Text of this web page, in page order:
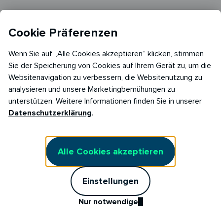
Kundenportal
Affiliate Partner
Rechtliches
Datenschutzerklärung
Barrierefreiheitserklärung
AGB Stromliefervertrag
AGB Stromliefervertrag Fix
Marktkommunikation
Cookie Präferenzen
Wenn Sie auf „Alle Cookies akzeptieren“ klicken, stimmen
Sie der Speicherung von Cookies auf Ihrem Gerät zu, um die
Websitenavigation zu verbessern, die Websitenutzung zu
analysieren und unsere Marketingbemühungen zu
unterstützen. Weitere Informationen finden Sie in unserer
Datenschutzerklärung.
Alle Cookies akzeptieren
Einstellungen
Nur notwendige